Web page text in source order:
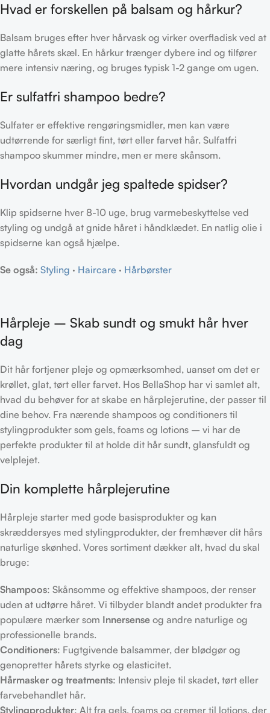
Hvad er forskellen på balsam og hårkur?
Balsam bruges efter hver hårvask og virker overfladisk ved at
glatte hårets skæl. En hårkur trænger dybere ind og tilfører
mere intensiv næring, og bruges typisk 1-2 gange om ugen.
Er sulfatfri shampoo bedre?
Sulfater er effektive rengøringsmidler, men kan være
udtørrende for særligt fint, tørt eller farvet hår. Sulfatfri
shampoo skummer mindre, men er mere skånsom.
Hvordan undgår jeg spaltede spidser?
Klip spidserne hver 8-10 uge, brug varmebeskyttelse ved
styling og undgå at gnide håret i håndklædet. En natlig olie i
spidserne kan også hjælpe.
Se også: Styling · Haircare · Hårbørster
Hårpleje – Skab sundt og smukt hår hver
dag
Dit hår fortjener pleje og opmærksomhed, uanset om det er
krøllet, glat, tørt eller farvet. Hos BellaShop har vi samlet alt,
hvad du behøver for at skabe en hårplejerutine, der passer til
dine behov. Fra nærende shampoos og conditioners til
stylingprodukter som gels, foams og lotions – vi har de
perfekte produkter til at holde dit hår sundt, glansfuldt og
velplejet.
Din komplette hårplejerutine
Hårpleje starter med gode basisprodukter og kan
skræddersyes med stylingprodukter, der fremhæver dit hårs
naturlige skønhed. Vores sortiment dækker alt, hvad du skal
bruge:
Shampoos: Skånsomme og effektive shampoos, der renser
uden at udtørre håret. Vi tilbyder blandt andet produkter fra
populære mærker som Innersense og andre naturlige og
professionelle brands.
Conditioners: Fugtgivende balsammer, der blødgør og
genopretter hårets styrke og elasticitet.
Hårmasker og treatments: Intensiv pleje til skadet, tørt eller
farvebehandlet hår.
Stylingprodukter: Alt fra gels, foams og cremer til lotions, der